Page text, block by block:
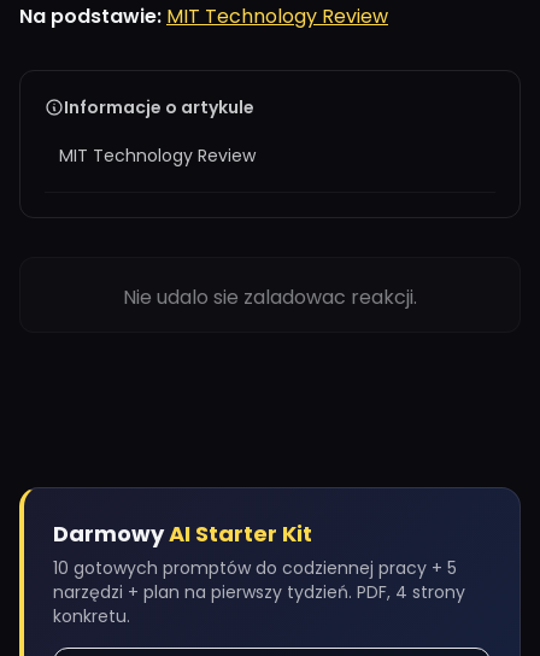
Na podstawie: MIT Technology Review
Informacje o artykule
MIT Technology Review
Nie udalo sie zaladowac reakcji.
DarmowyAI Starter Kit
10 gotowych promptów do codziennej pracy + 5
narzędzi + plan na pierwszy tydzień. PDF, 4 strony
konkretu.